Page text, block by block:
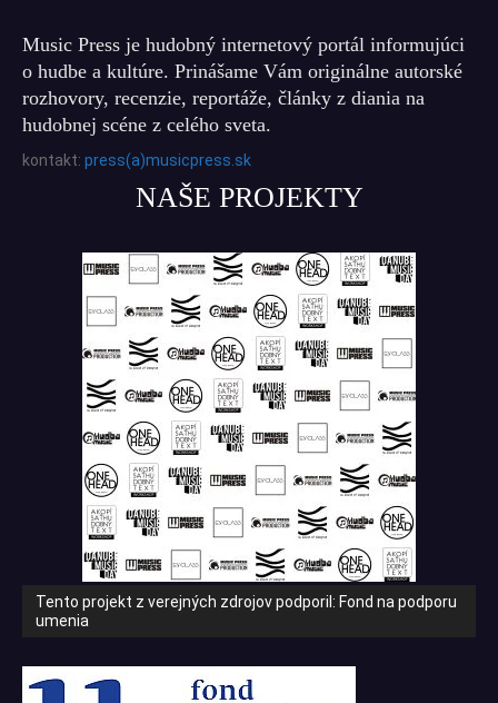
Music Press je hudobný internetový portál informujúci
o hudbe a kultúre. Prinášame Vám originálne autorské
rozhovory, recenzie, reportáže, články z diania na
hudobnej scéne z celého sveta.
kontakt: press(a)musicpress.sk
NAŠE PROJEKTY
Tento projekt z verejných zdrojov podporil: Fond na podporu
umenia